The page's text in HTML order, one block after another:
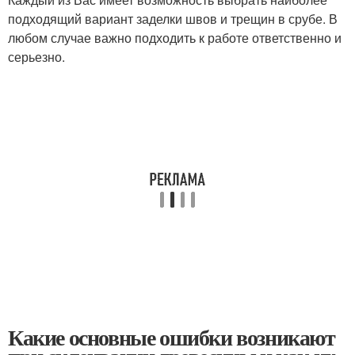
подходящий вариант заделки швов и трещин в срубе. В
любом случае важно подходить к работе ответственно и
серьезно.
Какие основные ошибки возникают